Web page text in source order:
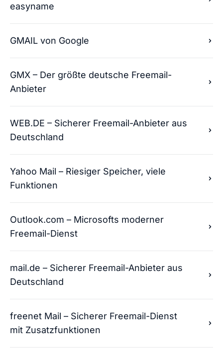
easyname
GMAIL von Google
GMX – Der größte deutsche Freemail-
Anbieter
WEB.DE – Sicherer Freemail-Anbieter aus
Deutschland
Yahoo Mail – Riesiger Speicher, viele
Funktionen
Outlook.com – Microsofts moderner
Freemail-Dienst
mail.de – Sicherer Freemail-Anbieter aus
Deutschland
freenet Mail – Sicherer Freemail-Dienst
mit Zusatzfunktionen